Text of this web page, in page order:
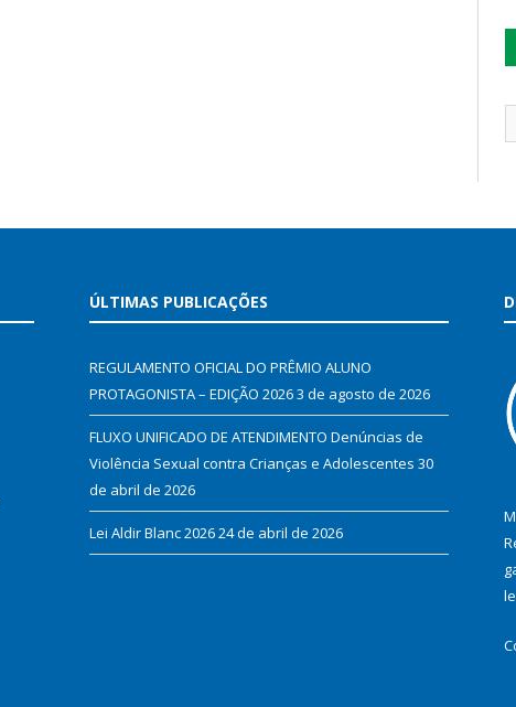
ÚLTIMAS PUBLICAÇÕES
REGULAMENTO OFICIAL DO PRÊMIO ALUNO
PROTAGONISTA – EDIÇÃO 20263 de agosto de 2026
FLUXO UNIFICADO DE ATENDIMENTO Denúncias de
Violência Sexual contra Crianças e Adolescentes 30
de abril de 2026
Lei Aldir Blanc 202624 de abril de 2026